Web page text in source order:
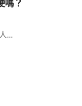
嗎？
...